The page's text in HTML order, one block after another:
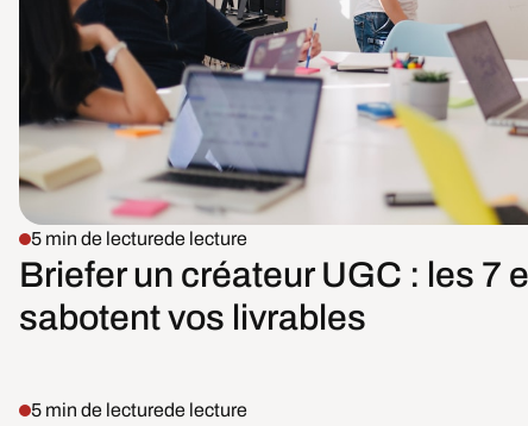
5 min de lecturede lecture
Briefer un créateur UGC : les 7
sabotent vos livrables
5 min de lecturede lecture